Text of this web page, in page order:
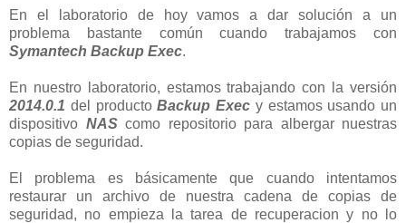
En el laboratorio de hoy vamos a dar solución a un
problema bastante común cuando trabajamos con
Symantech Backup Exec.
En nuestro laboratorio, estamos trabajando con la versión
2014.0.1 del productoBackup Exec y estamos usando un
dispositivo NAS como repositorio para albergar nuestras
copias de seguridad.
El problema es básicamente que cuando intentamos
restaurar un archivo de nuestra cadena de copias de
seguridad, no empieza la tarea de recuperacion y no lo